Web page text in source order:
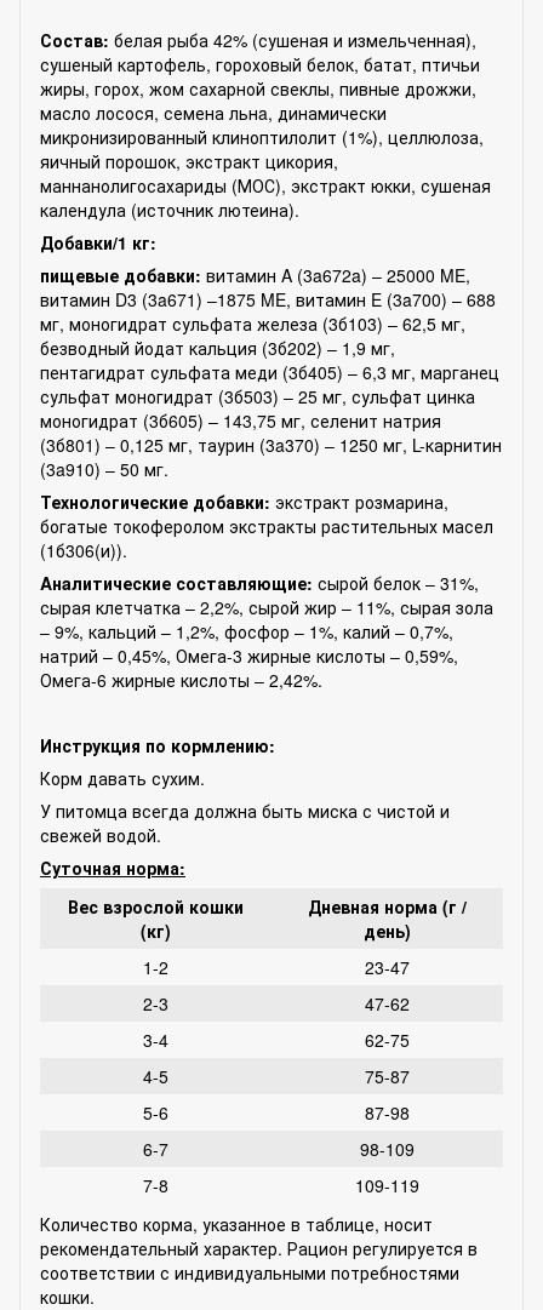
Состав: белая рыба 42% (сушеная и измельченная),
сушеный картофель, гороховый белок, батат, птичьи
жиры, горох, жом сахарной свеклы, пивные дрожжи,
масло лосося, семена льнa, динамически
микронизированный клиноптилолит (1%), целлюлоза,
яичный порошок, экстракт цикория,
маннанолигосахариды (МОС), экстракт юкки, сушеная
календула (источник лютеина).
Добавки/1 кг:
пищевые добавки: витамин A (3a672a) – 25000 ME,
витамин D3 (3a671) –1875 ME, витамин E (3a700) – 688
мг, моногидрат сульфата железа (3б103) – 62,5 мг,
безводный йодат кальция (3б202) – 1,9 мг,
пентагидрат сульфата меди (3б405) – 6,3 мг, марганец
сульфат моногидрат (3б503) – 25 мг, сульфат цинка
моногидрат (3б605) – 143,75 мг, селенит натрия
(3б801) – 0,125 мг, таурин (3a370) – 1250 мг, L-карнитин
(3a910) – 50 мг.
Технологические добавки: экстракт розмарина,
богатые токоферолом экстракты растительных масел
(1б306(и)).
Aнaлитические составляющие: сырой белок – 31%,
сырая клетчатка – 2,2%, сырой жир – 11%, сырая зола
– 9%, кальций – 1,2%, фосфор – 1%, калий – 0,7%,
натрий – 0,45%, Омега-3 жирные кислоты – 0,59%,
Омега-6 жирные кислоты – 2,42%.
Инструкция по кормлению:
Корм давать сухим.
У питомца всегда должна быть миска с чистой и
свежей водой.
Суточная норма:
Вес взрослой кошки
(кг)
Дневная норма (г /
день)
1-2
23-47
2-3
47-62
3-4
62-75
4-5
75-87
5-6
87-98
6-7
98-109
7-8
109-119
Количество корма, указанное в таблице, носит
рекомендательный характер. Рацион регулируется в
соответствии с индивидуальными потребностями
кошки.